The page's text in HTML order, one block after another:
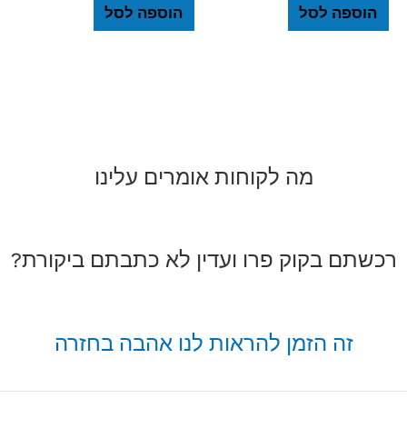
הוספה לסל הוספה לסל
מה לקוחות אומרים עלינו
רכשתם בקוק פרו ועדין לא כתבתם ביקורת?
זה הזמן להראות לנו אהבה בחזרה